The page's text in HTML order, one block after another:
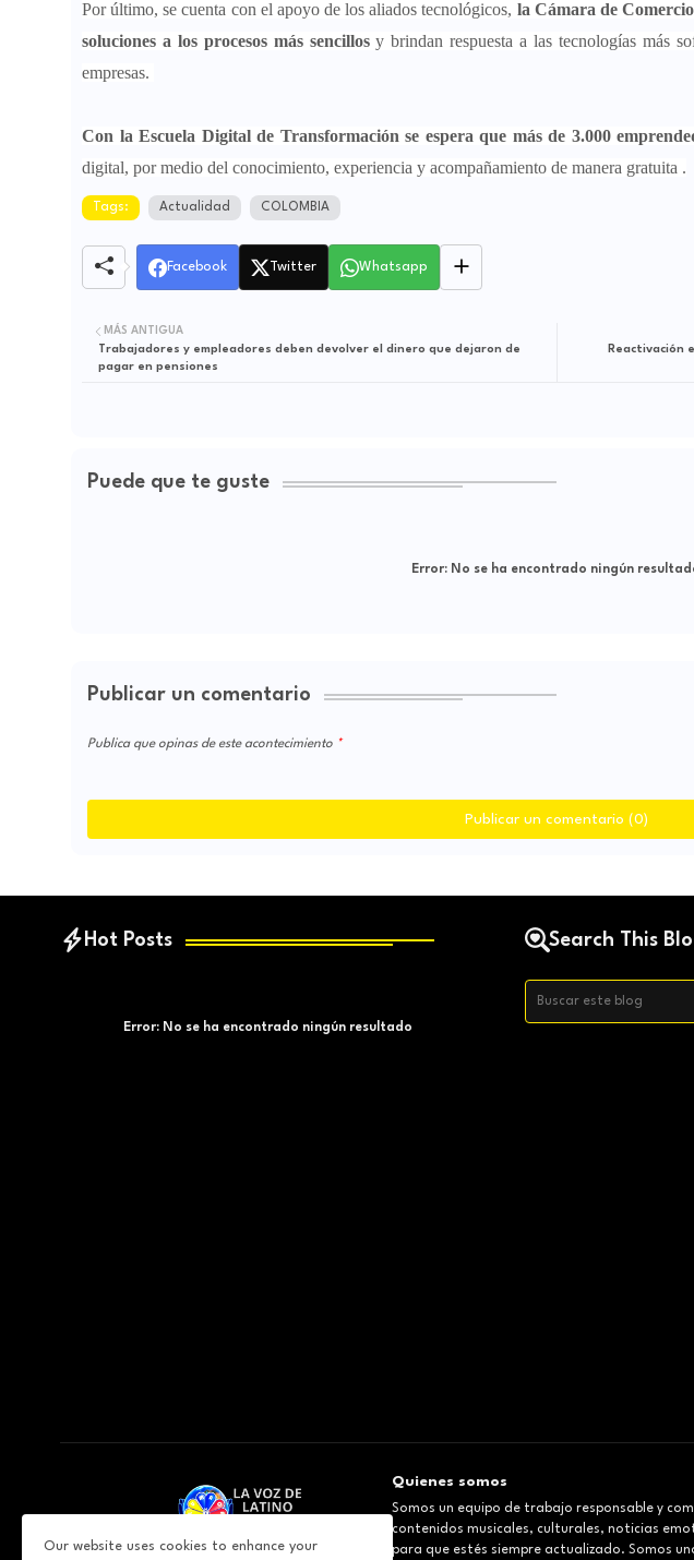
Por último, se cuenta con el apoyo de los aliados tecnológicos, la Cámara de
soluciones a los procesos más sencillosy brindan respuesta a las tecnologías más
empresas.
Con la Escuela Digital de Transformación se espera que más de 3.000
digital, por medio del conocimiento, experiencia y acompañamiento de manera gratuita .
Tags: Actualidad COLOMBIA
Facebook Twitter Whatsapp
Reactivación
MÁS ANTIGUA
Trabajadores y empleadores deben devolver el dinero que dejaron de
pagar en pensiones
Puede que te guste
Error: No se ha encontrado ningún
Publicar un comentario
Publica que opinas de este acontecimiento
Publicar un comentario (0)
Hot Posts
Error: No se ha encontrado ningún resultado
Search This
Quienes somos
Somos un equipo de trabajo responsable y
contenidos musicales, culturales, noticias
para que estés siempre actualizado. Somos
Our website uses cookies to enhance your